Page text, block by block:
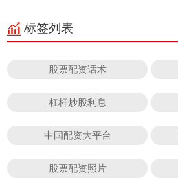
标签列表
股票配资话术
杠杆炒股利息
中国配资大平台
股票配资照片